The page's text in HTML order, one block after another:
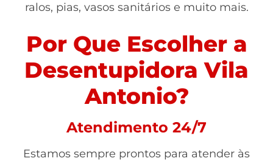
ralos, pias, vasos sanitários e muito mais.
Por Que Escolher a
Desentupidora Vila
Antonio?
Atendimento 24/7
Estamos sempre prontos para atender às